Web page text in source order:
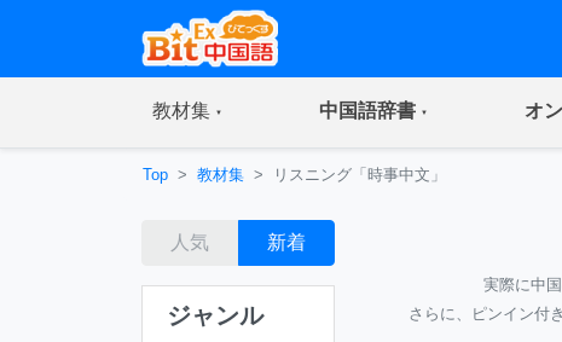
教材集(current) 中国語辞書(current) オ
Top 教材集 リスニング「時事中文」
人気 新着
ジャンル
実際に中
さらに、ピンイン付